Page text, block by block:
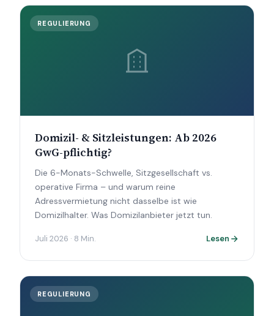
REGULIERUNG
Domizil- & Sitzleistungen: Ab 2026
GwG-pflichtig?
Die 6-Monats-Schwelle, Sitzgesellschaft vs.
operative Firma – und warum reine
Adressvermietung nicht dasselbe ist wie
Domizilhalter. Was Domizilanbieter jetzt tun.
Juli 2026 · 8 Min. Lesen
REGULIERUNG